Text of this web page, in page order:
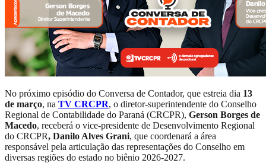
No próximo episódio do Conversa de Contador, que estreia dia 13
de março, na TV CRCPR, o diretor-superintendente do Conselho
Regional de Contabilidade do Paraná (CRCPR), Gerson Borges de
Macedo, receberá o vice-presidente de Desenvolvimento Regional
do CRCPR, Danilo Alves Grani, que coordenará a área
responsável pela articulação das representações do Conselho em
diversas regiões do estado no biênio 2026-2027.